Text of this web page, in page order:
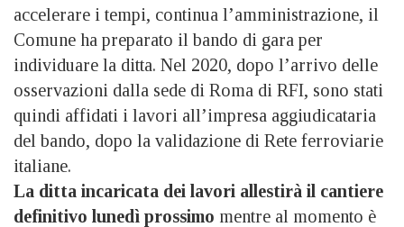
accelerare i tempi, continua l’amministrazione, il
Comune ha preparato il bando di gara per
individuare la ditta. Nel 2020, dopo l’arrivo delle
osservazioni dalla sede di Roma di RFI, sono stati
quindi affidati i lavori all’impresa aggiudicataria
del bando, dopo la validazione di Rete ferroviarie
italiane.
La ditta incaricata dei lavori allestirà il cantiere
definitivo lunedì prossimo mentre al momento è